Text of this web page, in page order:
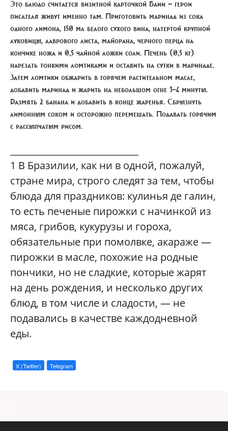
Это блюдо считается визитной карточкой Баии — герои
писателя живут именно там. Приготовить маринад из сока
одного лимона, 150 мл белого сухого вина, натертой крупной
луковицы, лаврового листа, майорана, черного перца на
кончике ножа и 0,5 чайной ложки соли. Печень (0,5 кг)
нарезать тонкими ломтиками и оставить на сутки в маринаде.
Затем ломтики обжарить в горячем растительном масле,
добавить маринад и жарить на небольшом огне 3–4 минуты.
Размять 2 банана и добавить в конце жаренья. Сбрызнуть
лимонным соком и осторожно перемешать. Подавать горячим
с рассыпчатым рисом.
1 В Бразилии, как ни в одной, пожалуй,
стране мира, строго следят за тем, чтобы
блюда для праздников: кулинья де галин,
то есть печеные пирожки с начинкой из
мяса, грибов, кукурузы и гороха,
обязательные при помолвке, акараже —
пирожки в масле, похожие на родные
пончики, но не сладкие, которые жарят
на день рождения, и несколько других
блюд, в том числе и сладости, — не
подавались в качестве каждодневной
еды.
X (Twitter) Telegram